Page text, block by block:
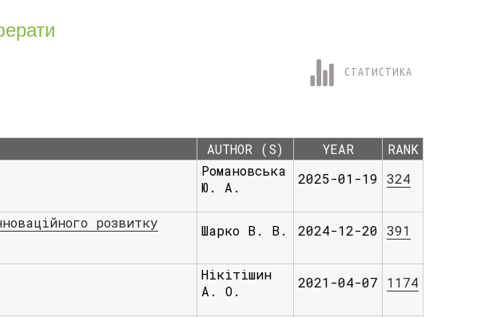
СТАТИСТИКА
AUTHOR (S) YEAR
RANK
Романовська
Ю. А.
2025-01-19 324
розвитку
Шарко В. В. 2024-12-20 391
Нікітішин
А. О.
2021-04-07 1174